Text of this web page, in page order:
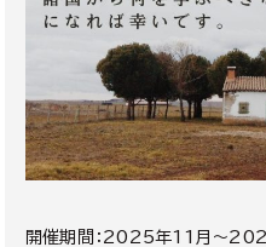
開催期間：2025年11月～